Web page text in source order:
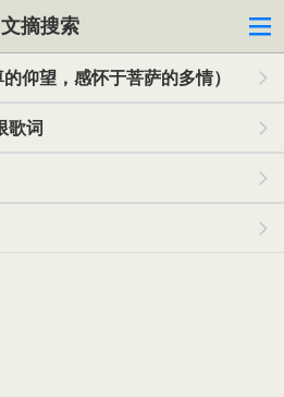
文摘搜索
的仰望，感怀于菩萨的多情）
歌词